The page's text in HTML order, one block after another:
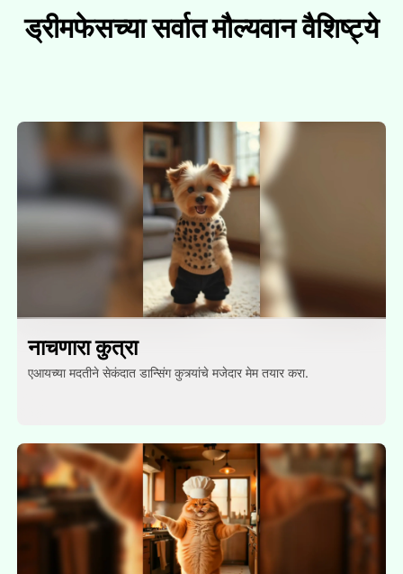
ड्रीमफेसच्या सर्वात मौल्यवान वैशिष्ट्ये
नाचणारा कुत्रा
एआयच्या मदतीने सेकंदात डान्सिंग कुत्र्यांचे मजेदार मेम तयार करा.